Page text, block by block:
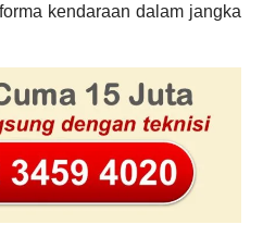
kendaraan dalam jangka